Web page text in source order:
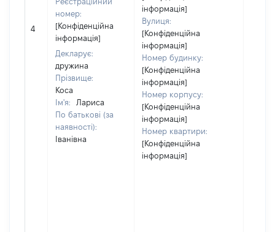
4
номер:
[Конфіденційна
інформація]
Декларує:
дружина
Прізвище:
Коса
Ім'я:
Лариса
По батькові (за
наявності):
Іванівна
інформація]
Вулиця:
[Конфіденційна
інформація]
Номер будинку:
[Конфіденційна
інформація]
Номер корпусу:
[Конфіденційна
інформація]
Номер квартири:
[Конфіденційна
інформація]